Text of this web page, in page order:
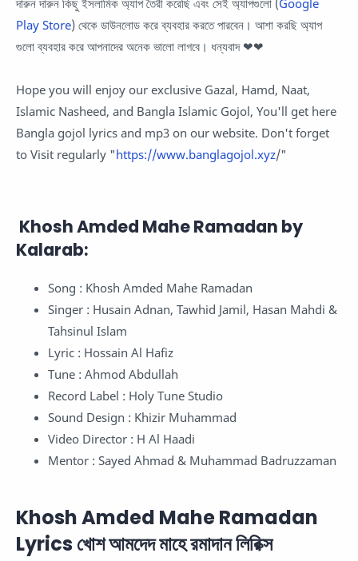
Play Store) থেকে ডাউনলোড করে ব্যবহার করতে পারবেন। আশা করছি অ্যাপ
গুলো ব্যবহার করে আপনাদের অনেক ভালো লাগবে। ধন্যবাদ ❤❤
Hope you will enjoy our exclusive Gazal, Hamd, Naat,
Islamic Nasheed, and Bangla Islamic Gojol, You'll get here
Bangla gojol lyrics and mp3 on our website. Don't forget
to Visit regularly "https://www.banglagojol.xyz/"
Khosh Amded Mahe Ramadan by
Kalarab:
Song : Khosh Amded Mahe Ramadan
Singer : Husain Adnan, Tawhid Jamil, Hasan Mahdi &
Tahsinul Islam
Lyric : Hossain Al Hafiz
Tune : Ahmod Abdullah
Record Label : Holy Tune Studio
Sound Design : Khizir Muhammad
Video Director : H Al Haadi
Mentor : Sayed Ahmad & Muhammad Badruzzaman
Khosh Amded Mahe Ramadan
Lyrics খোশ আমদেদ মাহে রমাদান লিরিক্স